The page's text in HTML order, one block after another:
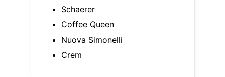
Schaerer
Coffee Queen
Nuova Simonelli
Crem